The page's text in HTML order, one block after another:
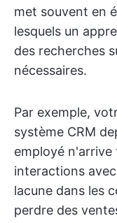
met souvent en
lesquels un
des recherches
nécessaires.
Par exemple,
système CRM
employé n'arrive
interactions
lacune dans les
perdre des